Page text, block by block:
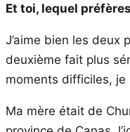
Et toi, lequel
J’aime bien les deux
deuxième fait plus
moments difficiles, je
Ma mère était de